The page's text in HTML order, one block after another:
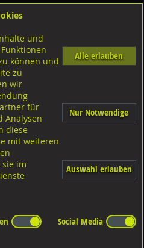
diverse Sortimente
Bohrcraft Kernbohrer mit Weldonschaft
und
können und
zu
wir
für
Analysen
diese
mit weiteren
im
Alle erlauben
Nur Notwendige
Auswahl erlauben
Social Media